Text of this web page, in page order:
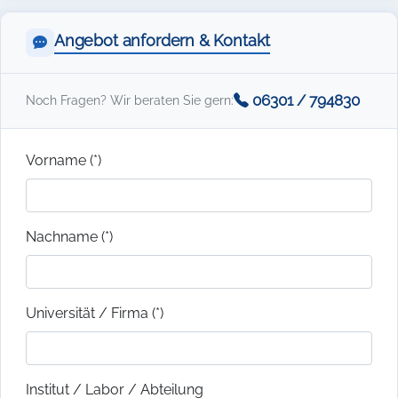
Angebot anfordern & Kontakt
Noch Fragen? Wir beraten Sie gern: 06301 / 794830
Vorname (*)
Nachname (*)
Universität / Firma (*)
Institut / Labor / Abteilung